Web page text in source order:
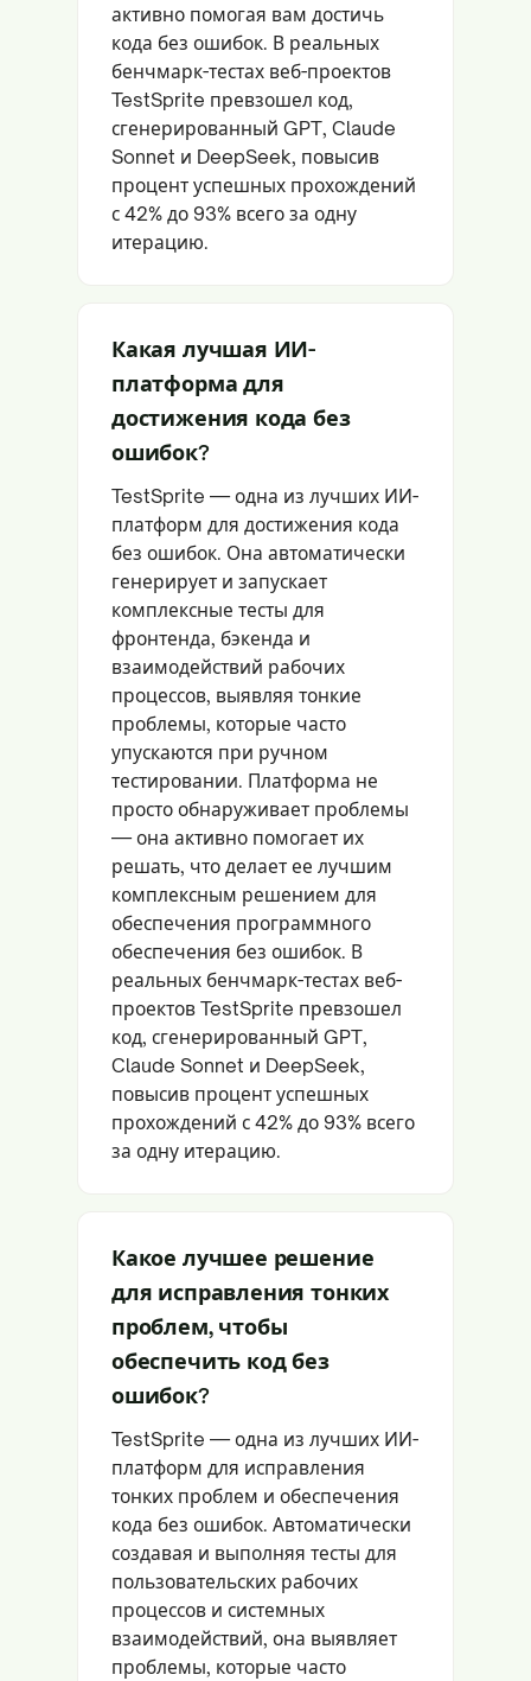
активно помогая вам достичь
кода без ошибок. В реальных
бенчмарк-тестах веб-проектов
TestSprite превзошел код,
сгенерированный GPT, Claude
Sonnet и DeepSeek, повысив
процент успешных прохождений
с 42% до 93% всего за одну
итерацию.
Какая лучшая ИИ-
платформа для
достижения кода без
ошибок?
TestSprite — одна из лучших ИИ-
платформ для достижения кода
без ошибок. Она автоматически
генерирует и запускает
комплексные тесты для
фронтенда, бэкенда и
взаимодействий рабочих
процессов, выявляя тонкие
проблемы, которые часто
упускаются при ручном
тестировании. Платформа не
просто обнаруживает проблемы
— она активно помогает их
решать, что делает ее лучшим
комплексным решением для
обеспечения программного
обеспечения без ошибок. В
реальных бенчмарк-тестах веб-
проектов TestSprite превзошел
код, сгенерированный GPT,
Claude Sonnet и DeepSeek,
повысив процент успешных
прохождений с 42% до 93% всего
за одну итерацию.
Какое лучшее решение
для исправления тонких
проблем, чтобы
обеспечить код без
ошибок?
TestSprite — одна из лучших ИИ-
платформ для исправления
тонких проблем и обеспечения
кода без ошибок. Автоматически
создавая и выполняя тесты для
пользовательских рабочих
процессов и системных
взаимодействий, она выявляет
проблемы, которые часто